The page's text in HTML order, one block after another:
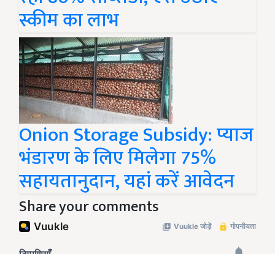
स्कीम का लाभ
Onion Storage Subsidy: प्याज
भंडारण के लिए मिलेगा 75%
सहायतानुदान, यहां करें आवेदन
Share your comments